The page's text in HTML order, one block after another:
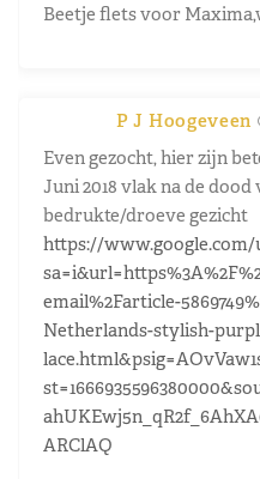
Beetje flets voor
P J Hoogeveen
Even gezocht, hier zijn
Juni 2018 vlak na de
bedrukte/droeve gezicht
https://www.google.com/
email%2Farticle-
Netherlands-stylish-
ARClAQ